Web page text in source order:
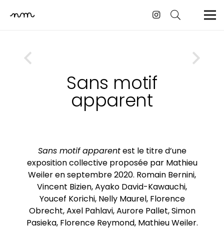
Sans motif
apparent
Sans motif apparentest le titre d’une
exposition collective proposée par Mathieu
Weiler en septembre 2020. Romain Bernini,
Vincent Bizien, Ayako David-Kawauchi,
Youcef Korichi, Nelly Maurel, Florence
Obrecht, Axel Pahlavi, Aurore Pallet, Simon
Pasieka, Florence Reymond, Mathieu Weiler.